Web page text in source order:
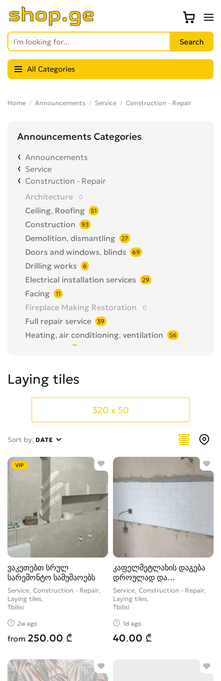
All Categories
Home Announcements Service Construction - Repair
Announcements Categories
Announcements
Service
Construction - Repair
Architecture
0
Ceiling, Roofing 51
Construction 93
Demolition, dismantling 27
Doors and windows, blinds 69
Drilling works 6
Electrical installation services 29
Facing 11
Fireplace Making Restoration 0
Full repair service 39
Heating, air conditioning, ventilation 56
Inventory, equipment rental
Joinery work
Laying tiles
Manufacture of metalwork
Measuring drawings
Other 262
Painting work 40
Planting 7
Plastering works
Plumbing services
Repair 5
Laying tiles
320 x 50
Sort by: DATE
VIP
ვაკეთებთ სრულ
სარემონტო სამუშაოებს
Service, Construction - Repair,
Laying tiles
Tbilisi
2w ago
from 250.00 ₾
კაფელმეტლახის დაგება
დროულად და
ხარისხიანად.
Service, Construction - Repair,
Laying tiles
Tbilisi
1d ago
40.00 ₾